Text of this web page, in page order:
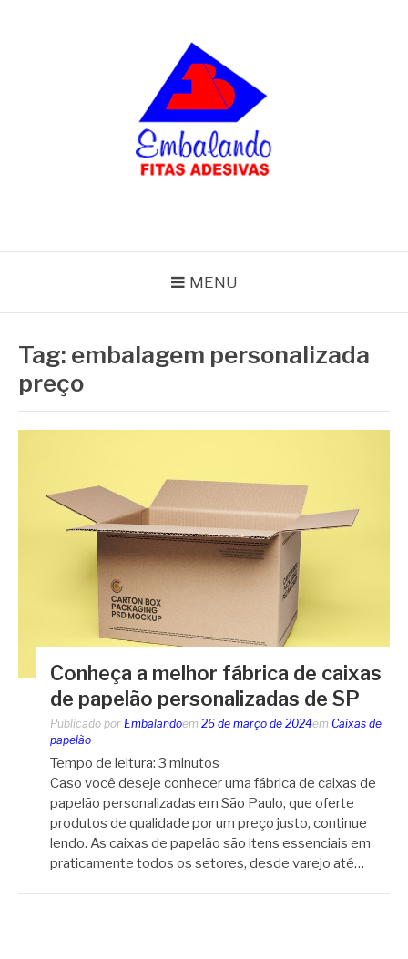
MENU
Tag: embalagem personalizada
preço
Conheça a melhor fábrica de caixas
de papelão personalizadas de SP
Publicado por Embalandoem 26 de março de 2024em Caixas de
papelão
Tempo de leitura: 3 minutos
Caso você deseje conhecer uma fábrica de caixas de
papelão personalizadas em São Paulo, que oferte
produtos de qualidade por um preço justo, continue
lendo. As caixas de papelão são itens essenciais em
praticamente todos os setores, desde varejo até…